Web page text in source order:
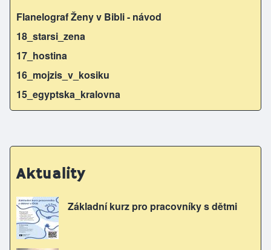
Flanelograf Ženy v Bibli - návod
18_starsi_zena
17_hostina
16_mojzis_v_kosiku
15_egyptska_kralovna
Aktuality
Základní kurz pro pracovníky s dětmi